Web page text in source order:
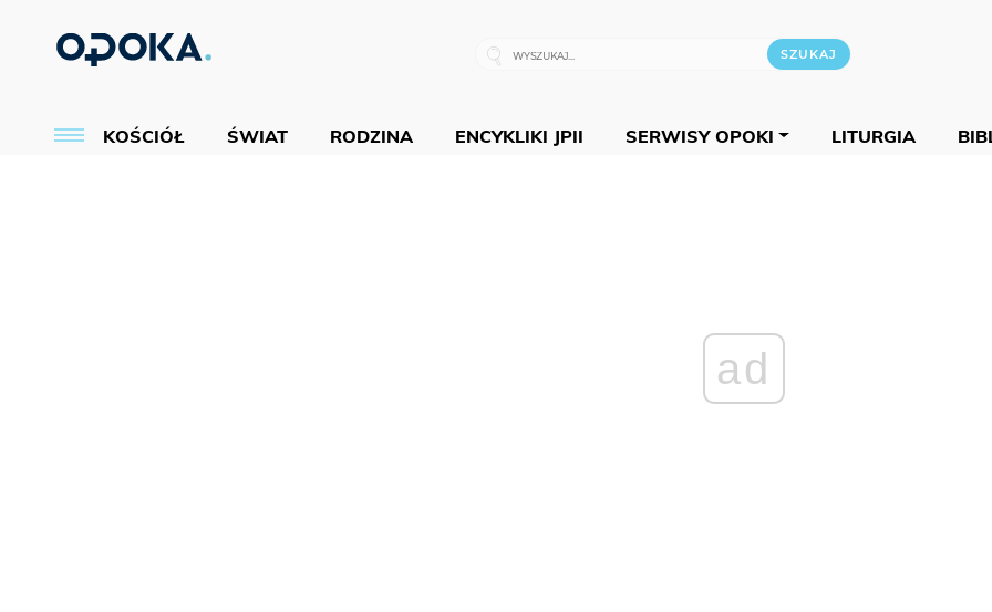
KOŚCIÓŁ ŚWIAT RODZINA ENCYKLIKI JPII SERWISY OPOKI LITURGIA
ad